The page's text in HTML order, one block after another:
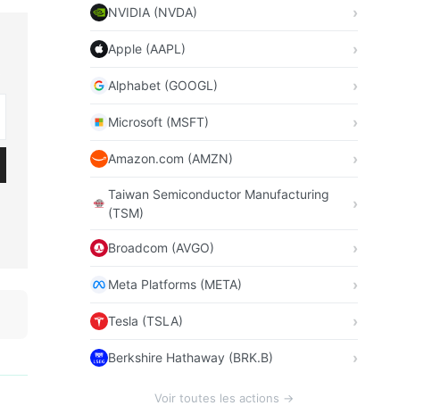
NVIDIA (NVDA)
Apple (AAPL)
Alphabet (GOOGL)
Microsoft (MSFT)
Amazon.com (AMZN)
Taiwan Semiconductor Manufacturing
(TSM)
Broadcom (AVGO)
Meta Platforms (META)
Tesla (TSLA)
Berkshire Hathaway (BRK.B)
Voir toutes les actions →